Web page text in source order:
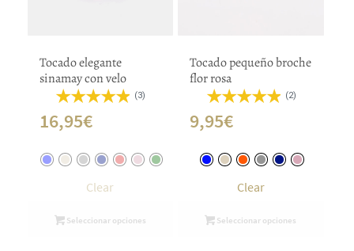
Tocado elegante
sinamay con velo
(3)
16,95€
Clear
Seleccionar opciones
Tocado pequeño broche
flor rosa
(2)
9,95€
Clear
Seleccionar opciones